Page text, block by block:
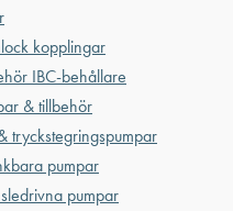
kopplingar
IBC-behållare
& tillbehör
tryckstegringspumpar
pumpar
pumpar